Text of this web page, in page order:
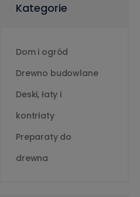
Kategorie
Dom i ogród
Drewno budowlane
Deski, łaty i
kontrłaty
Preparaty do
drewna